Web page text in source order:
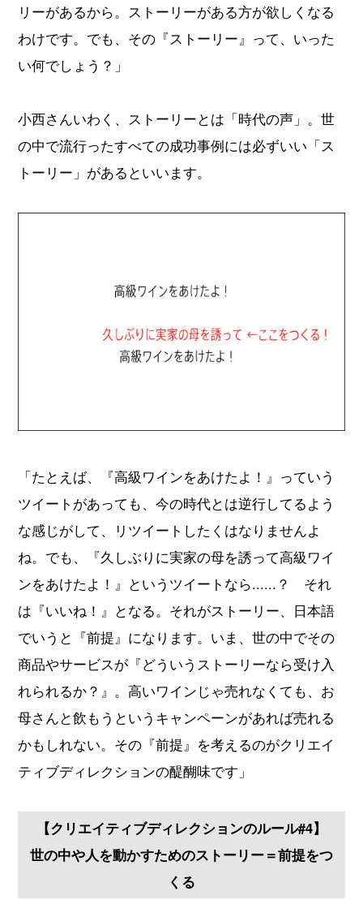
リーがあるから。ストーリーがある方が欲しくなる
わけです。でも、その『ストーリー』って、いった
い何でしょう？」
小西さんいわく、ストーリーとは「時代の声」。世
の中で流行ったすべての成功事例には必ずいい「ス
トーリー」があるといいます。
「たとえば、『高級ワインをあけたよ！』っていう
ツイートがあっても、今の時代とは逆行してるよう
な感じがして、リツイートしたくはなりませんよ
ね。でも、『久しぶりに実家の母を誘って高級ワイ
ンをあけたよ！』というツイートなら......？ それ
は『いいね！』となる。それがストーリー、日本語
でいうと『前提』になります。いま、世の中でその
商品やサービスが『どういうストーリーなら受け入
れられるか？』。高いワインじゃ売れなくても、お
母さんと飲もうというキャンペーンがあれば売れる
かもしれない。その『前提』を考えるのがクリエイ
ティブディレクションの醍醐味です」
【クリエイティブディレクションのルール#4】
世の中や人を動かすためのストーリー＝前提をつ
くる